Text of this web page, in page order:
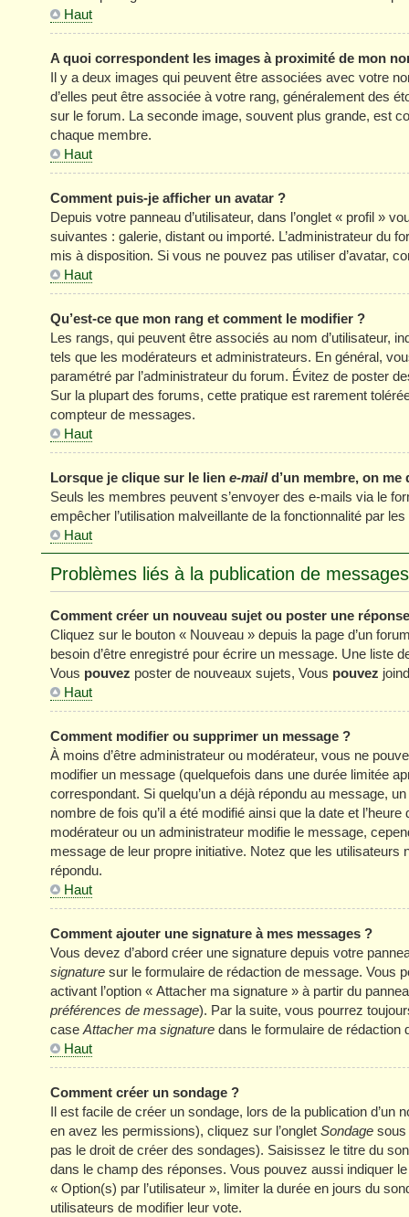
Haut
A quoi correspondent les images à proximité de mon
Il y a deux images qui peuvent être associées avec votre
d’elles peut être associée à votre rang, généralement des
sur le forum. La seconde image, souvent plus grande, est
chaque membre.
Haut
Comment puis-je afficher un avatar ?
Depuis votre panneau d’utilisateur, dans l’onglet « profil »
suivantes : galerie, distant ou importé. L’administrateur du
mis à disposition. Si vous ne pouvez pas utiliser d’avatar,
Haut
Qu’est-ce que mon rang et comment le modifier ?
Les rangs, qui peuvent être associés au nom d’utilisateur,
tels que les modérateurs et administrateurs. En général,
paramétré par l’administrateur du forum. Évitez de poster
Sur la plupart des forums, cette pratique est rarement
compteur de messages.
Haut
Lorsque je clique sur le lien e-maild’un membre, on me
Seuls les membres peuvent s’envoyer des e-mails via le
empêcher l’utilisation malveillante de la fonctionnalité par
Haut
Problèmes liés à la publication de messages
Comment créer un nouveau sujet ou poster une
Cliquez sur le bouton « Nouveau » depuis la page d’un
besoin d’être enregistré pour écrire un message. Une liste
Vous pouvez poster de nouveaux sujets, Vous pouvez
Haut
Comment modifier ou supprimer un message ?
À moins d’être administrateur ou modérateur, vous ne
modifier un message (quelquefois dans une durée limitée
correspondant. Si quelqu’un a déjà répondu au message,
nombre de fois qu’il a été modifié ainsi que la date et
modérateur ou un administrateur modifie le message,
message de leur propre initiative. Notez que les
répondu.
Haut
Comment ajouter une signature à mes messages ?
Vous devez d’abord créer une signature depuis votre
signature sur le formulaire de rédaction de message. Vous
activant l’option « Attacher ma signature » à partir du
préférences de message). Par la suite, vous pourrez
case Attacher ma signature dans le formulaire de rédaction
Haut
Comment créer un sondage ?
Il est facile de créer un sondage, lors de la publication
en avez les permissions), cliquez sur l’onglet Sondage sous
pas le droit de créer des sondages). Saisissez le titre du
dans le champ des réponses. Vous pouvez aussi indiquer
« Option(s) par l’utilisateur », limiter la durée en jours du
utilisateurs de modifier leur vote.